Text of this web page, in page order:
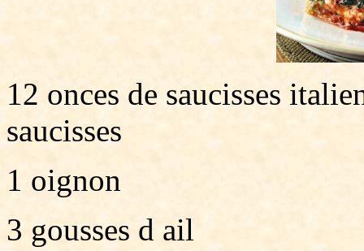
12 onces de saucisses
saucisses
1 oignon
3 gousses d ail